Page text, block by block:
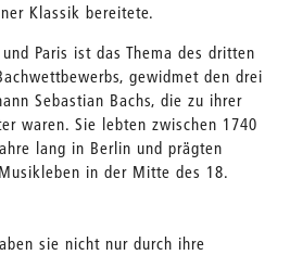
Klassik bereitete.
Paris ist das Thema des dritten
gewidmet den drei
Sebastian Bachs, die zu ihrer
waren. Sie lebten zwischen 1740
lang in Berlin und prägten
in der Mitte des 18.
sie nicht nur durch ihre